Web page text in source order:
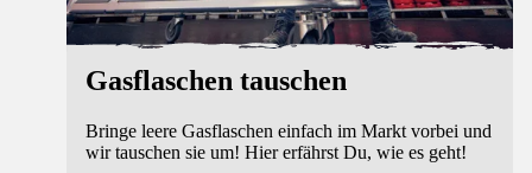
Gasflaschen tauschen
Bringe leere Gasflaschen einfach im Markt vorbei und
wir tauschen sie um! Hier erfährst Du, wie es geht!